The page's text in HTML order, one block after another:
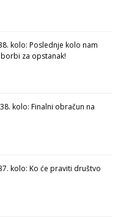
kolo: Poslednje kolo nam
za opstanak!
kolo: Finalni obračun na
kolo: Ko će praviti društvo